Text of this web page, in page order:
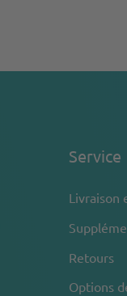
Service
Livraison
Retours
Options